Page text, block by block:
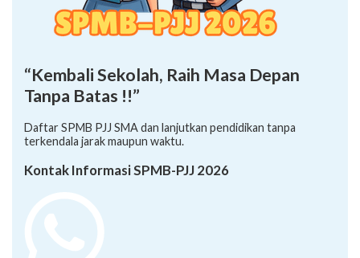
“Kembali Sekolah, Raih Masa Depan
Tanpa Batas !!”
Daftar SPMB PJJ SMA dan lanjutkan pendidikan tanpa
terkendala jarak maupun waktu.
Kontak Informasi SPMB-PJJ 2026